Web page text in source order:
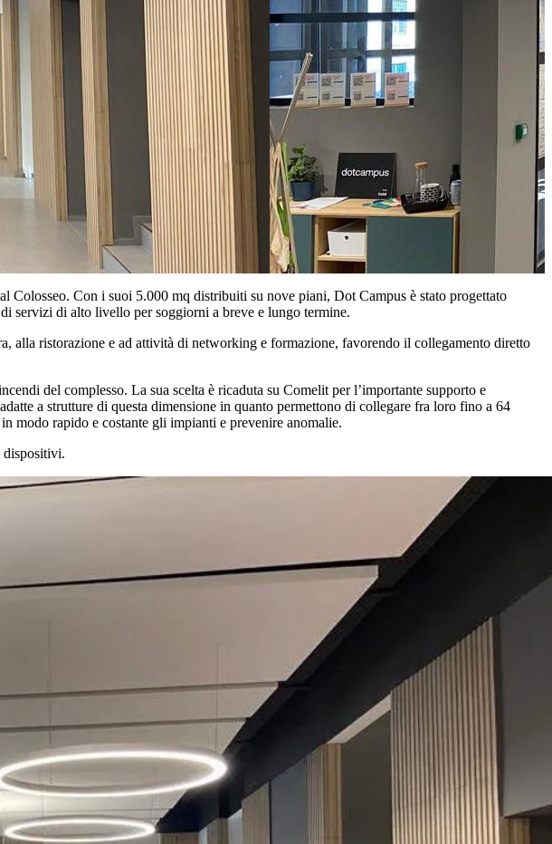
Colosseo. Con i suoi 5.000 mq distribuiti su nove piani, Dot Campus è stato progettato
servizi di alto livello per soggiorni a breve e lungo termine.
alla ristorazione e ad attività di networking e formazione, favorendo il collegamento diretto
del complesso. La sua scelta è ricaduta su Comelit per l’importante supporto e
adatte a strutture di questa dimensione in quanto permettono di collegare fra loro fino a 64
modo rapido e costante gli impianti e prevenire anomalie.
dispositivi.